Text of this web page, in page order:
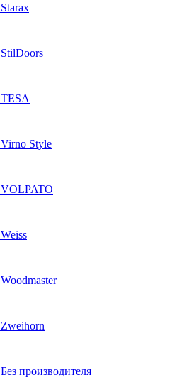
Starax
StilDoors
TESA
Virno Style
VOLPATO
Weiss
Woodmaster
Zweihorn
Без производителя